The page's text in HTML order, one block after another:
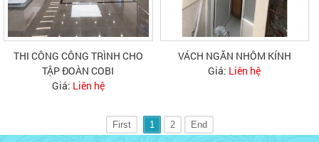
THI CÔNG CÔNG TRÌNH CHO
TẬP ĐOÀN COBI
Giá: Liên hệ
VÁCH NGĂN NHÔM KÍNH
Giá: Liên hệ
First 1 2 End